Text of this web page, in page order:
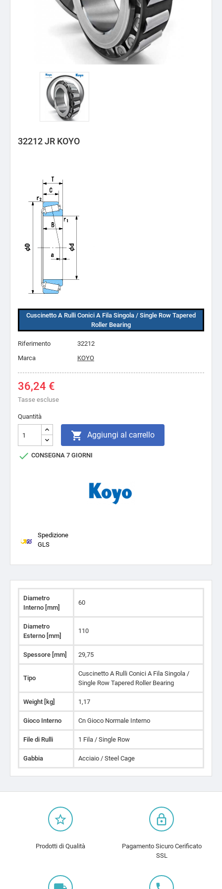
32212 JR KOYO
Cuscinetto A Rulli Conici A Fila Singola / Single Row Tapered
Roller Bearing
Riferimento
32212
Marca
KOYO
36,24 €
Tasse escluse
Quantità
 Aggiungi al carrello
 CONSEGNA 7 GIORNI
Spedizione
GLS
Diametro
Interno [mm]
60
Diametro
Esterno [mm]
110
Spessore [mm] 29,75
Tipo
Cuscinetto A Rulli Conici A Fila Singola /
Single Row Tapered Roller Bearing
Weight [kg] 1,17
Gioco Interno Cn Gioco Normale Interno
File di Rulli 1 Fila / Single Row
Gabbia Acciaio / Steel Cage
star_border
Prodotti di Qualità
lock_outline
Pagamento Sicuro Cerificato
SSL